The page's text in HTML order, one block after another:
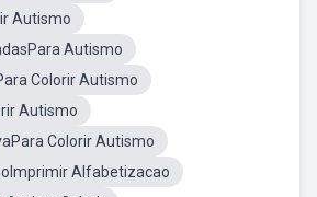
Autismo
Autismo
Colorir Autismo
Autismo
Colorir Autismo
Alfabetizacao